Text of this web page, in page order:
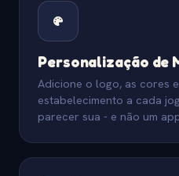
Personalização de
Adicione o logo, as cores
estabelecimento a cada
parecer sua - e não um